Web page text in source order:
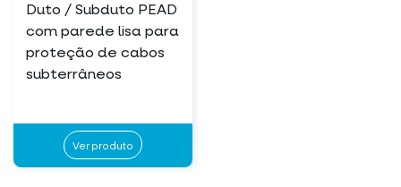
Duto / Subduto PEAD
com parede lisa para
proteção de cabos
subterrâneos
Ver produto